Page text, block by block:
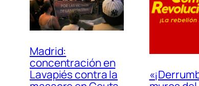
Madrid:
concentración en
Lavapiés contra la